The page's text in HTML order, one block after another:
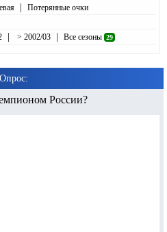
| Потерянные очки
| > 2002/03 | Все сезоны 29
Опрос:
России?